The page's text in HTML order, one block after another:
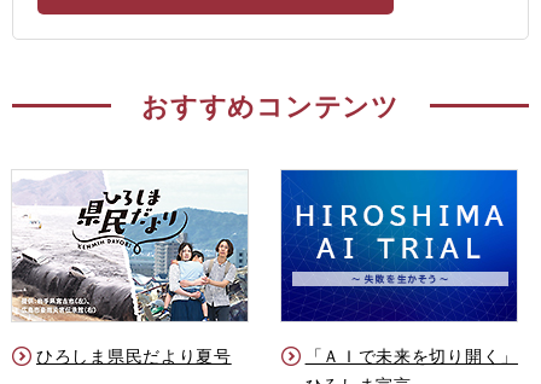
おすすめコンテンツ
ひろしま県民だより夏号
「ＡＩで未来を切り開く」